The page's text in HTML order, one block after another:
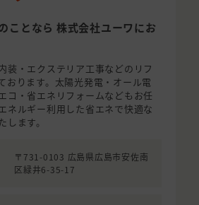
ことなら 株式会社ユーワにお
装・エクステリア工事などのリフ
おります。太陽光発電・オール電
コ・省エネリフォームなどもお任
ネルギー利用した省エネで快適な
します。
〒731-0103 広島県広島市安佐南
区緑井6-35-17